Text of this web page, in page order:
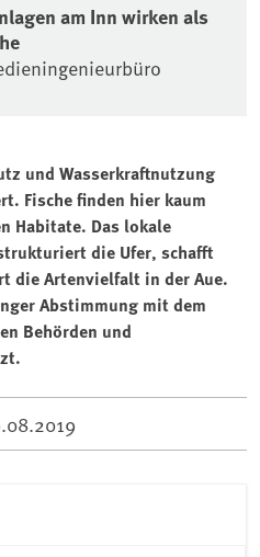
am Inn wirken als
und Wasserkraftnutzung
Fische finden hier kaum
Habitate. Das lokale
die Ufer, schafft
die Artenvielfalt in der Aue.
Abstimmung mit dem
Behörden und